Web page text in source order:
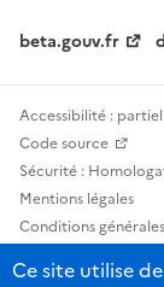
beta.gouv.fr
Accessibilité :
Code source
Sécurité :
Mentions légales
Conditions générales
Statistiques,
Ce site utilise